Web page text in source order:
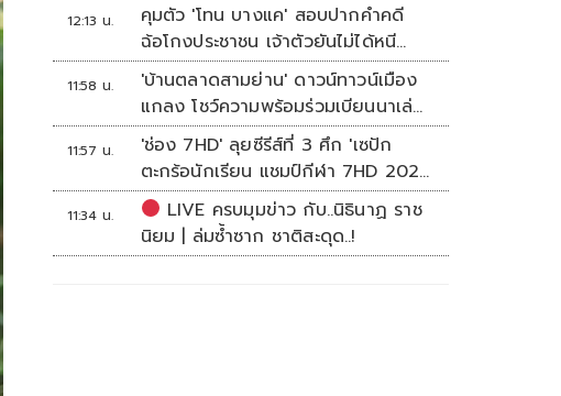
12:13 น.
คุมตัว 'โทน บางแค' สอบปากคำคดี
ฉ้อโกงประชาชน เจ้าตัวยันไม่ได้หนี
พร้อมสู้คดี
11:58 น.
'บ้านตลาดสามย่าน' ดาวน์ทาวน์เมือง
แกลง โชว์ความพร้อมร่วมเบียนนาเล่
ระยอง
11:57 น.
'ช่อง 7HD' ลุยซีรีส์ที่ 3 ศึก 'เซปัก
ตะกร้อนักเรียน แชมป์กีฬา 7HD 2026'
เปิดรับทีมหญิงครั้งแรก
11:34 น.
LIVE ครบมุมข่าว กับ..นิธินาฏ ราช
นิยม | ล่มซ้ำซาก ชาติสะดุด..!